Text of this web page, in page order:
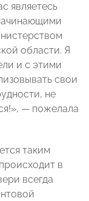
являетесь
области. Я
и с этими
свои
не
— пожелала
таким
в
всегда